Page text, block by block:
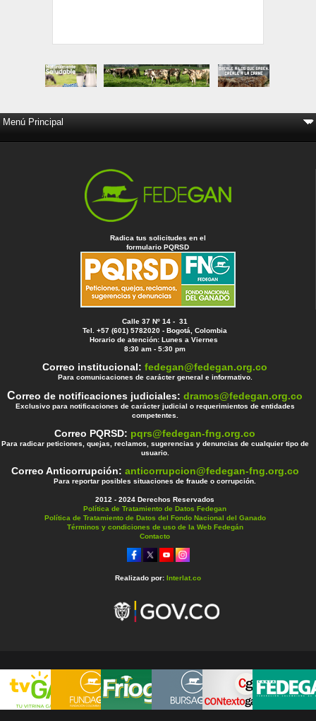
Radica tus solicitudes en el
formulario PQRSD
Calle 37 Nº 14 - 31
Tel. +57 (601) 5782020 - Bogotá, Colombia
Horario de atención: Lunes a Viernes
8:30 am - 5:30 pm
Correo institucional:fedegan@fedegan.org.co
Para comunicaciones de carácter general e informativo.
Correo de notificaciones judiciales:dramos@fedegan.org.co
Exclusivo para notificaciones de carácter judicial o requerimientos de entidades
competentes.
Correo PQRSD: pqrs@fedegan-fng.org.co
Para radicar peticiones, quejas, reclamos, sugerencias y denuncias de cualquier tipo de
usuario.
Correo Anticorrupción: anticorrupcion@fedegan-fng.org.co
Para reportar posibles situaciones de fraude o corrupción.
2012 - 2024 Derechos Reservados
Política de Tratamiento de Datos Fedegan
Política de Tratamiento de Datos del Fondo Nacional del Ganado
Términos y condiciones de uso de la Web Fedegán
Contacto
Realizado por: Interlat.co